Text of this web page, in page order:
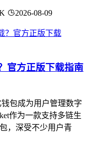
2026-08-09
官方正版下载指南
包成为用户管理数字
作为一款支持多链生
，深受不少用户青